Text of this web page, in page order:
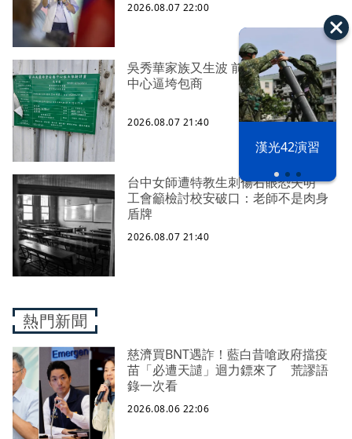
漢光42演習
2026.08.07 22:00
吳秀華家族又生波 前台東縣長蓋安養
中心逼垮包商
2026.08.07 21:40
台中女師遭特教生刺傷右眼恐失明
工會籲檢討校安破口：老師不是肉身
盾牌
2026.08.07 21:40
熱門新聞
慈濟買BNT遇詐！藍白昔嗆政府擋疫
苗「必遭天譴」迴力鏢來了 荒謬語
錄一次看
2026.08.06 22:06